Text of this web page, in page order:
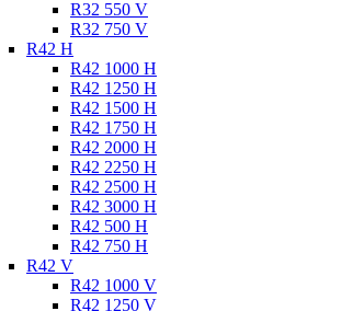
R32 550 V
R32 750 V
R42 H
R42 1000 H
R42 1250 H
R42 1500 H
R42 1750 H
R42 2000 H
R42 2250 H
R42 2500 H
R42 3000 H
R42 500 H
R42 750 H
R42 V
R42 1000 V
R42 1250 V